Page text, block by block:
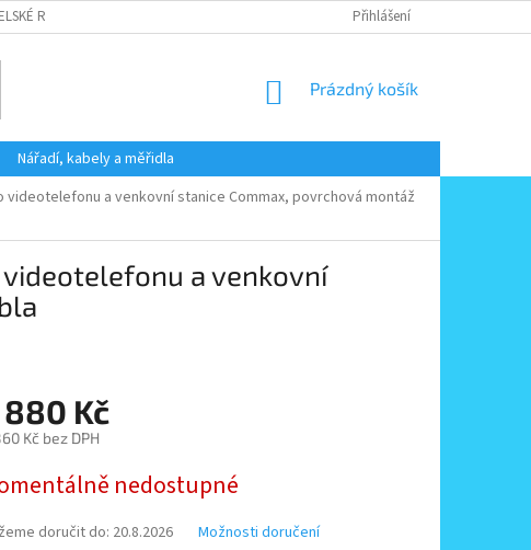
RADY KONTAKT
Přihlášení
NÁKUPNÍ
Prázdný košík
Nářadí, kabely a měřidla
videotelefonu a venkovní stanice Commax, povrchová montáž
videotelefonu a venkovní
880 Kč
Kč bez DPH
nedostupné
doručit do: 20.8.2026
Možnosti doručení